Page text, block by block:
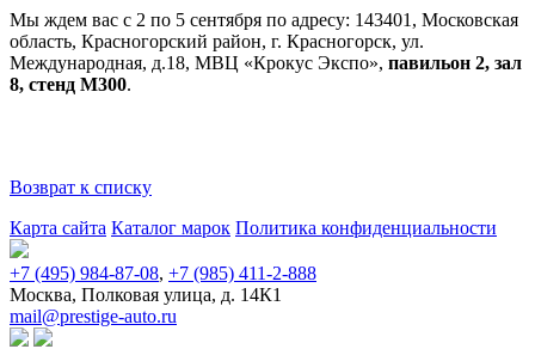
Мы ждем вас с 2 по 5 сентября по адресу: 143401, Московская
область, Красногорский район, г. Красногорск, ул.
Международная, д.18, МВЦ «Крокус Экспо», павильон 2, зал
8, стенд М300.
Возврат к списку
Карта сайта Каталог марок Политика конфиденциальности
+7 (495) 984-87-08, +7 (985) 411-2-888
Москва, Полковая улица, д. 14К1
mail@prestige-auto.ru